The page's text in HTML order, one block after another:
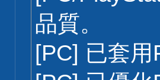
品質。
[PC] 已套